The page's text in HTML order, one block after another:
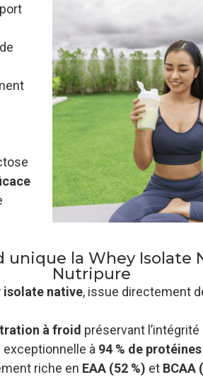
unique la Whey Isolate
Nutripure
isolate native, issue directement
à froid préservant
à 94 % de protéines
riche en EAA (52 %) et BCAA